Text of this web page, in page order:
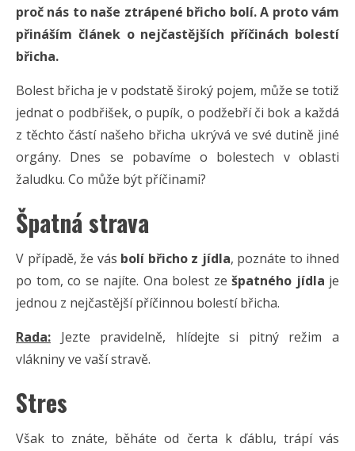
proč nás to naše ztrápené břicho bolí. A proto vám
přináším článek o nejčastějších příčinách bolestí
břicha.
Bolest břicha je v podstatě široký pojem, může se totiž
jednat o podbřišek, o pupík, o podžebří či bok a každá
z těchto částí našeho břicha ukrývá ve své dutině jiné
orgány. Dnes se pobavíme o bolestech v oblasti
žaludku. Co může být příčinami?
Špatná strava
V případě, že vás bolí břicho z jídla, poznáte to ihned
po tom, co se najíte. Ona bolest ze špatného jídla je
jednou z nejčastější příčinnou bolestí břicha.
Rada: Jezte pravidelně, hlídejte si pitný režim a
vlákniny ve vaší stravě.
Stres
Však to znáte, běháte od čerta k ďáblu, trápí vás